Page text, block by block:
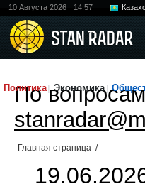
10 Августа 2026 14:57
Политика Экономика
По
Главная страница /